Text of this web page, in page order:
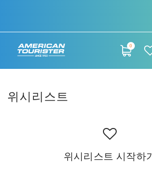
0
위시리스트
위시리스트 시작하기